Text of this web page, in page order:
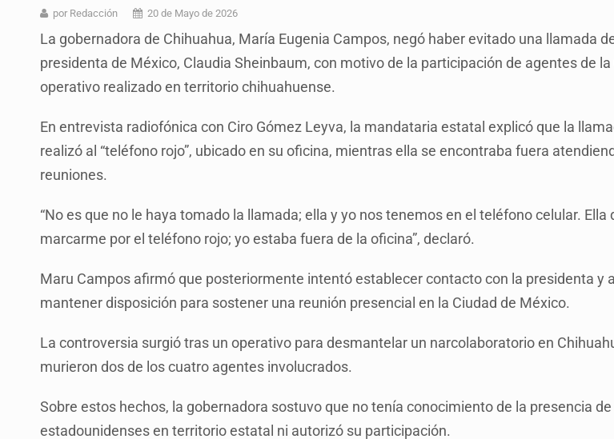
por Redacción 20 de Mayo de 2026
La gobernadora de Chihuahua, María Eugenia Campos, negó haber evitado una llamada
presidenta de México, Claudia Sheinbaum, con motivo de la participación de agentes de la
operativo realizado en territorio chihuahuense.
En entrevista radiofónica con Ciro Gómez Leyva, la mandataria estatal explicó que la
realizó al “teléfono rojo”, ubicado en su oficina, mientras ella se encontraba fuera
reuniones.
“No es que no le haya tomado la llamada; ella y yo nos tenemos en el teléfono celular. Ella
marcarme por el teléfono rojo; yo estaba fuera de la oficina”, declaró.
Maru Campos afirmó que posteriormente intentó establecer contacto con la presidenta y
mantener disposición para sostener una reunión presencial en la Ciudad de México.
La controversia surgió tras un operativo para desmantelar un narcolaboratorio en
murieron dos de los cuatro agentes involucrados.
Sobre estos hechos, la gobernadora sostuvo que no tenía conocimiento de la presencia
estadounidenses en territorio estatal ni autorizó su participación.